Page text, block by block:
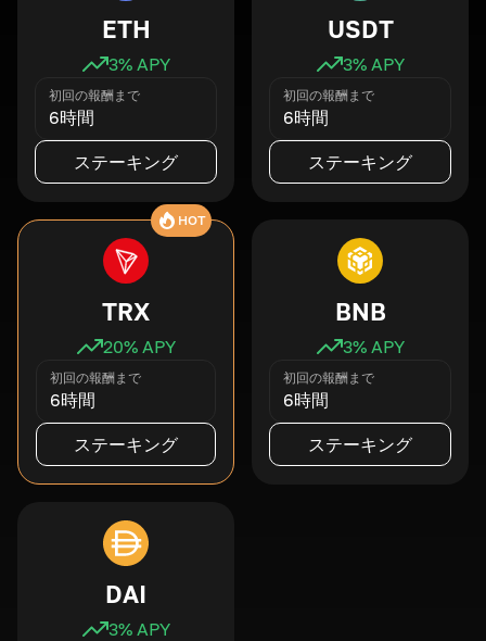
ETH
3% APY
初回の報酬まで
6時間
ステーキング
USDT
3% APY
初回の報酬まで
6時間
ステーキング
HOT
TRX
20% APY
初回の報酬まで
6時間
ステーキング
BNB
3% APY
初回の報酬まで
6時間
ステーキング
DAI
3% APY